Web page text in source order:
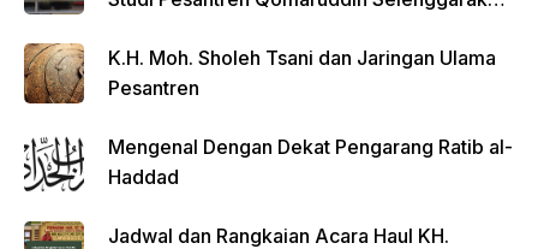
K.H. Moh. Sholeh Tsani dan Jaringan Ulama
Pesantren
Mengenal Dengan Dekat Pengarang Ratib al-
Haddad
Jadwal dan Rangkaian Acara Haul KH.